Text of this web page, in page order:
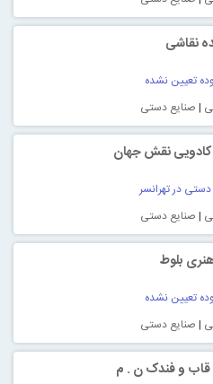
نقاشی
تعیین نشده
| صنایع دستی
نقش جهان
در تهرانسر
| صنایع دستی
بلوط
تعیین نشده
| صنایع دستی
قاب و فندک ن . م